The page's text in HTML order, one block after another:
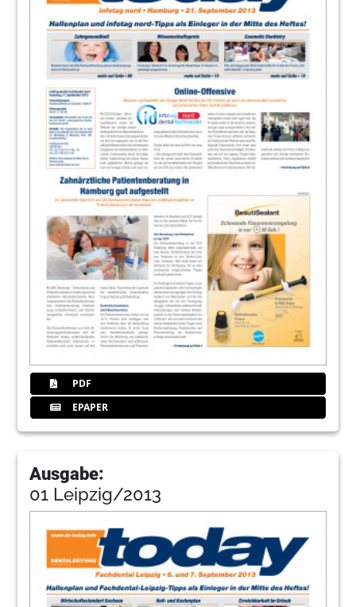
PDF
EPAPER
Ausgabe:
01 Leipzig/2013